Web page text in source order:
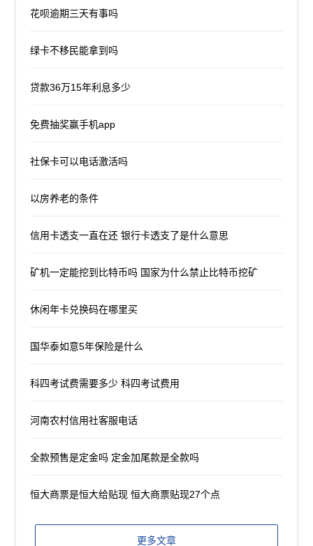
花呗逾期三天有事吗
绿卡不移民能拿到吗
贷款36万15年利息多少
免费抽奖赢手机app
社保卡可以电话激活吗
以房养老的条件
信用卡透支一直在还 银行卡透支了是什么意思
矿机一定能挖到比特币吗 国家为什么禁止比特币挖矿
休闲年卡兑换码在哪里买
国华泰如意5年保险是什么
科四考试费需要多少 科四考试费用
河南农村信用社客服电话
全款预售是定金吗 定金加尾款是全款吗
恒大商票是恒大给贴现 恒大商票贴现27个点
更多文章